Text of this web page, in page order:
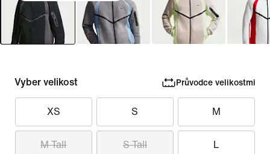
Vyber velikost Průvodce velikostmi
XS S M
M Tall S Tall L